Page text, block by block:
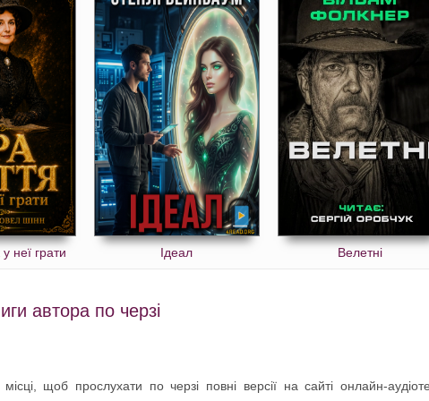
неї грати Ідеал Велетні
автора по черзі
щоб прослухати по черзі повні версії на сайті онлайн-